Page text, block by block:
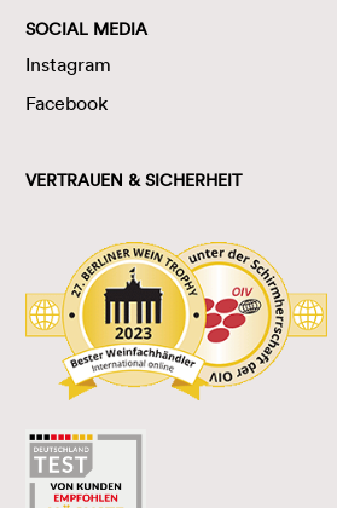
SOCIAL MEDIA
Instagram
Facebook
VERTRAUEN & SICHERHEIT